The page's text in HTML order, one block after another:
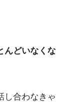
んどいなくな
し合わなきゃ